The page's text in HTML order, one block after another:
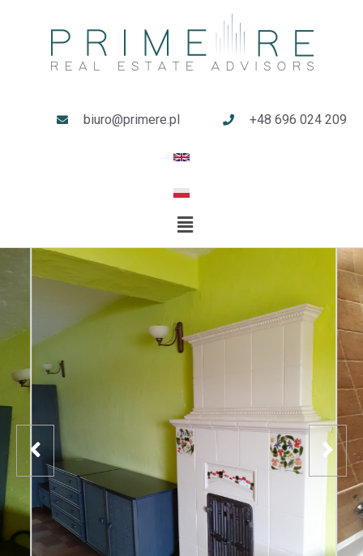
biuro@primere.pl +48 696 024 209